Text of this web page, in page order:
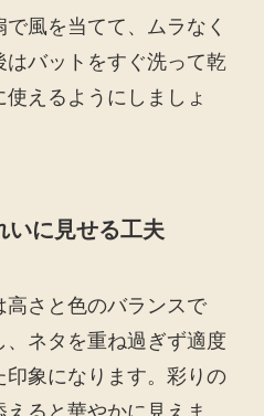
風を当てて、ムラなく
バットをすぐ洗って乾
えるようにしましょ
いに見せる工夫
高さと色のバランスで
ネタを重ね過ぎず適度
象になります。彩りの